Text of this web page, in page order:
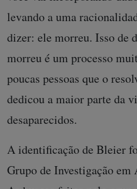
levando a uma
dizer: ele morreu. Isso de
morreu é um processo
poucas pessoas que o
dedicou a maior parte da
desaparecidos.
A identificação de Bleier
Grupo de Investigação